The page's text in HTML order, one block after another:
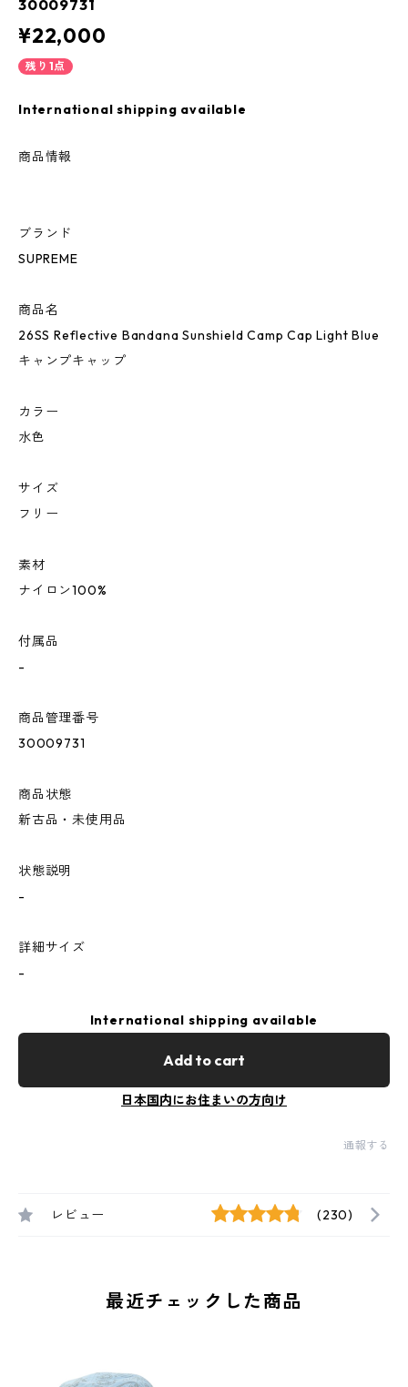
30009731
¥22,000
残り1点
International shipping available
商品情報
ブランド
SUPREME
商品名
26SS Reflective Bandana Sunshield Camp Cap Light Blue
キャンプキャップ
カラー
水色
サイズ
フリー
素材
ナイロン100%
付属品
-
商品管理番号
30009731
商品状態
新古品・未使用品
状態説明
-
詳細サイズ
-
International shipping available
Add to cart
日本国内にお住まいの方向け
通報する
レビュー (230)
最近チェックした商品